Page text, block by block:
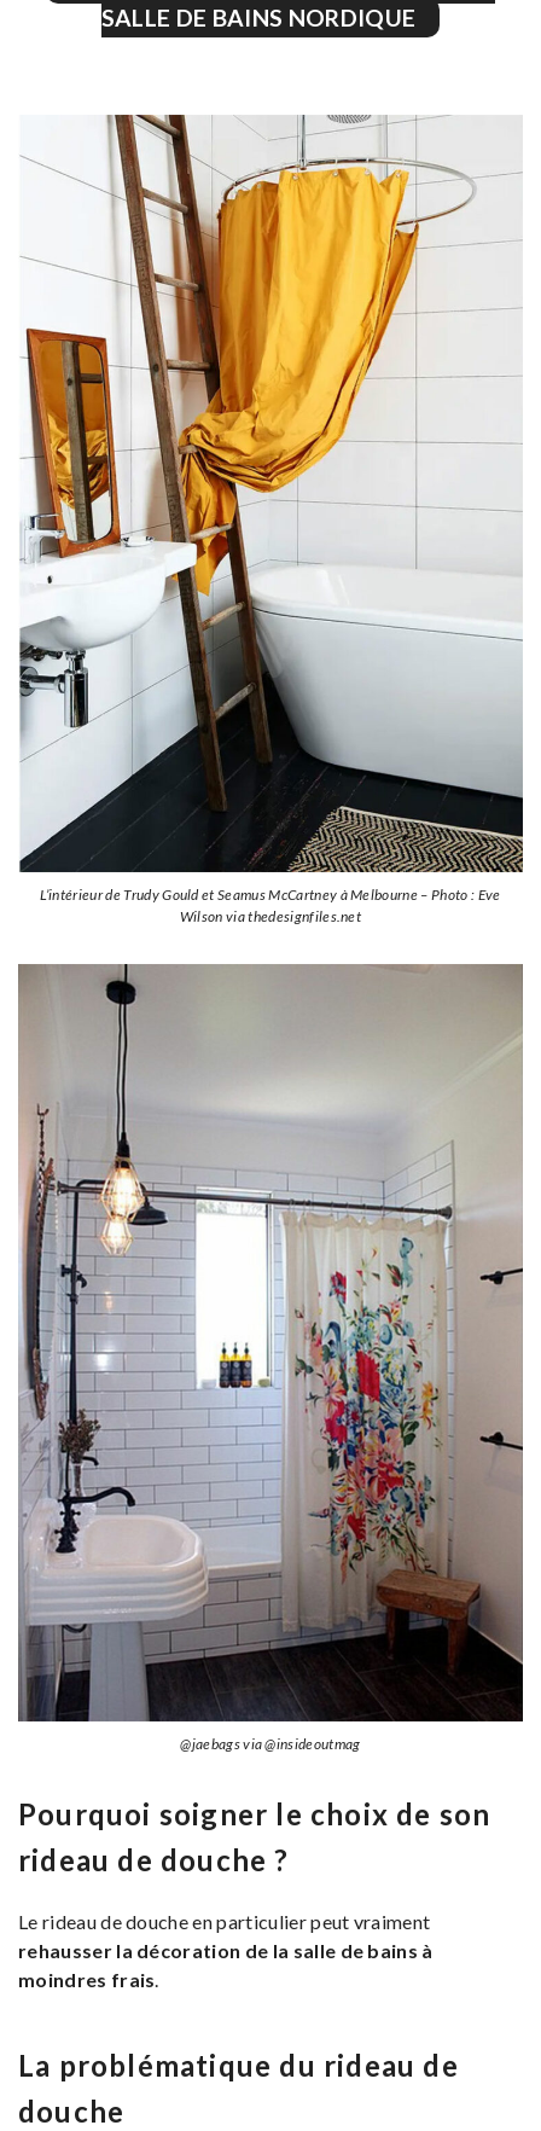
SALLE DE BAINS NORDIQUE
L’intérieur de Trudy Gould et Seamus McCartney à Melbourne – Photo : Eve
Wilson via thedesignfiles.net
@jaebags via @insideoutmag
Pourquoi soigner le choix de son
rideau de douche ?
Le rideau de douche en particulier peut vraiment
rehausser la décoration de la salle de bains à
moindres frais.
La problématique du rideau de
douche